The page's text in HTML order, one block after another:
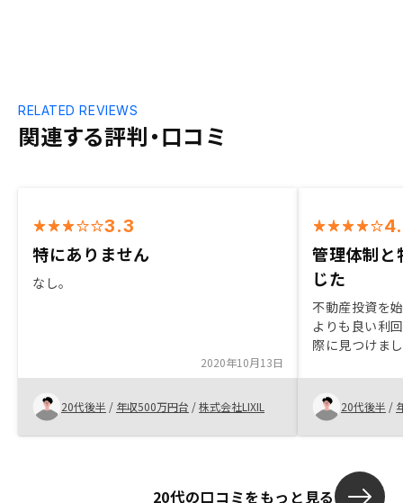
関連する評判・口コミ
RELATED REVIEWS
3.3
特にありません
なし。
2020年10月13日
20代後半 / 年収500万円台 /株式会社LIXIL
管理体制と
じた
不動産投資を
よりも良い利
際に見つけま
加えるかたち
りした管理会
としたワンル
ており、利便
月々のキャッ
シュフローを
20代後半 /
20代の口コミをもっと見る